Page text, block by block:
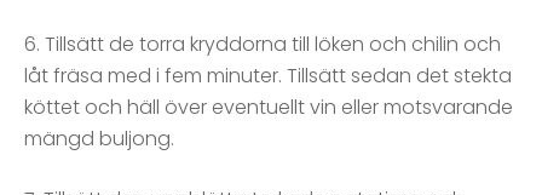
6. Tillsätt de torra kryddorna till löken och chilin och
låt fräsa med i fem minuter. Tillsätt sedan det stekta
köttet och häll över eventuellt vin eller motsvarande
mängd buljong.